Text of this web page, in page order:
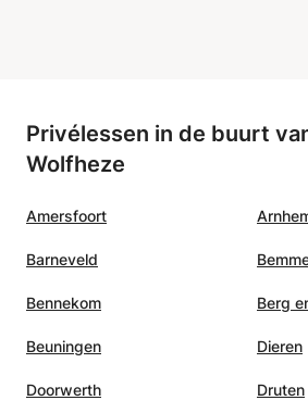
Privélessen in de buurt
Wolfheze
Amersfoort
Barneveld
Bennekom Berg
Beuningen Dieren
Doorwerth Druten